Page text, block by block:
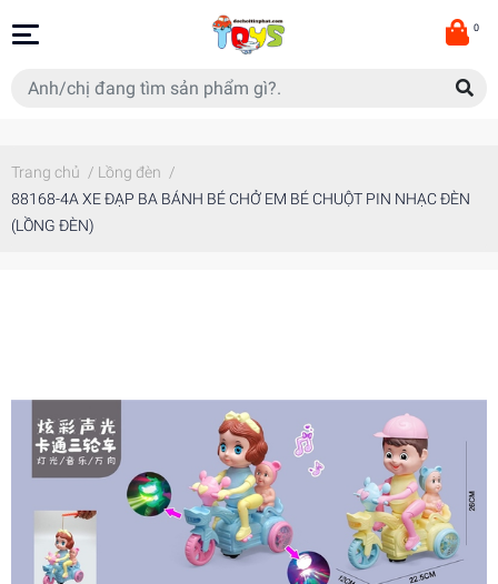
0
Trang chủ / Lồng đèn /
88168-4A XE ĐẠP BA BÁNH BÉ CHỞ EM BÉ CHUỘT PIN NHẠC ĐÈN
(LỒNG ĐÈN)